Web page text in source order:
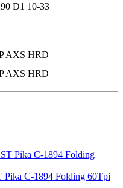
D1 10-33
AXS HRD
AXS HRD
C-1894 Folding 60Tpi